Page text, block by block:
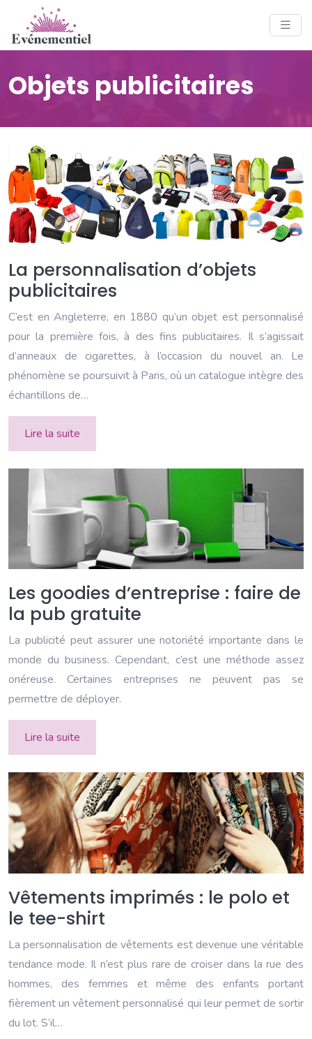
Objets publicitaires
La personnalisation d’objets
publicitaires
C’est en Angleterre, en 1880 qu’un objet est personnalisé
pour la première fois, à des fins publicitaires. Il s’agissait
d’anneaux de cigarettes, à l’occasion du nouvel an. Le
phénomène se poursuivit à Paris, où un catalogue intègre des
échantillons de…
Lire la suite
Les goodies d’entreprise : faire de
la pub gratuite
La publicité peut assurer une notoriété importante dans le
monde du business. Cependant, c’est une méthode assez
onéreuse. Certaines entreprises ne peuvent pas se
permettre de déployer.
Lire la suite
Vêtements imprimés : le polo et
le tee-shirt
La personnalisation de vêtements est devenue une véritable
tendance mode. Il n’est plus rare de croiser dans la rue des
hommes, des femmes et même des enfants portant
fièrement un vêtement personnalisé qui leur permet de sortir
du lot. S’il…